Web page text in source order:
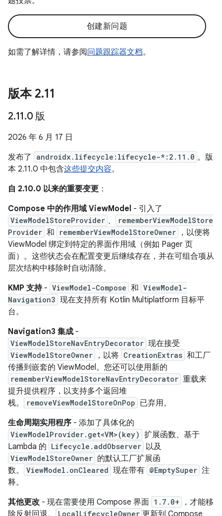
创建新问题
如需了解详情，请参阅问题跟踪器文档。
版本 2.11
2.11.0 版
2026 年 6 月 17 日
发布了
androidx.lifecycle:lifecycle-*:2.11.0 。版
本 2.11.0 中包含这些提交内容。
自 2.10.0 以来的重要变更 ：
Compose 中的作用域 ViewModel - 引入了
ViewModelStoreProvider 、
rememberViewModelStore
Provider 和 rememberViewModelStoreOwner
，以便将
ViewModel 绑定到特定的界面作用域（例如 Pager 页
面）。这些状态会在配置变更后继续存在，并在可组合项从
层次结构中移除时自动清除。
KMP 支持- ViewModel-Compose 和 ViewModel-
Navigation3 现在支持所有 Kotlin Multiplatform 目标平
台。
Navigation3 集成 -
ViewModelStoreNavEntryDecorator 现在接受
ViewModelStoreOwner ，以将 CreationExtras 和工厂
传播到嵌套的 ViewModel。您还可以使用新的
rememberViewModelStoreNavEntryDecorator 重载来
提升提供程序，以支持多个返回堆
栈。
removeViewModelStoreOnPop 已弃用。
生命周期实用程序 - 添加了具体化的
ViewModelProvider.get<VM>(key) 扩展函数、基于
Lambda 的 Lifecycle.addObserver 以及
ViewModelStoreOwner 的默认工厂扩展函
数。
ViewModel.onCleared 现在带有 @EmptySuper 注
释。
其他更改 - 现在需要使用 Compose 界面 1.7.0+
，才能移
除反射回退。
LocalLifecycleOwner 更新到 Compose